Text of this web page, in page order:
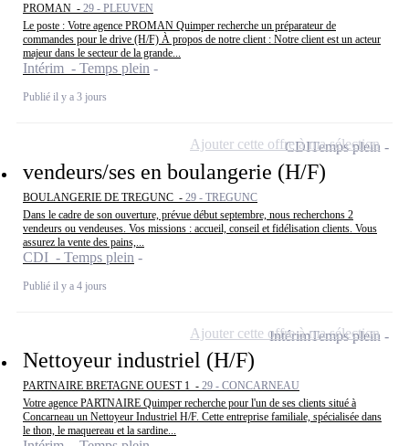
PROMAN - 29 - PLEUVEN
Le poste : Votre agence PROMAN Quimper recherche un préparateur de
commandes pour le drive (H/F) À propos de notre client : Notre client est un acteur
majeur dans le secteur de la grande...
Intérim - Temps plein
Publié il y a 3 jours
vendeurs/ses en boulangerie (H/F)
BOULANGERIE DE TREGUNC - 29 - TREGUNC
Dans le cadre de son ouverture, prévue début septembre, nous recherchons 2
vendeurs ou vendeuses. Vos missions : accueil, conseil et fidélisation clients. Vous
assurez la vente des pains,...
CDI - Temps plein
Publié il y a 4 jours
CDITemps plein
Ajouter cette offre à ma sélection
Nettoyeur industriel (H/F)
PARTNAIRE BRETAGNE OUEST 1 - 29 - CONCARNEAU
Votre agence PARTNAIRE Quimper recherche pour l'un de ses clients situé à
Concarneau un Nettoyeur Industriel H/F. Cette entreprise familiale, spécialisée dans
le thon, le maquereau et la sardine...
IntérimTemps plein
Ajouter cette offre à ma sélection